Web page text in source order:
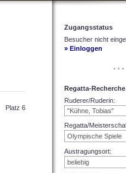
Platz 6
Zugangsstatus
Besucher nicht
» Einloggen
• • •
Regatta-Recherche
Ruderer/Ruderin:
Regatta/
Austragungsort: